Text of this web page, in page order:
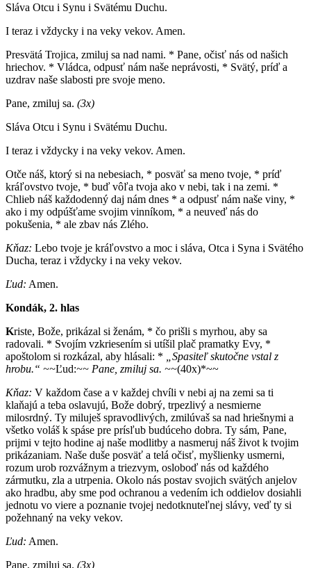
Sláva Otcu i Synu i Svätému Duchu.
I teraz i vždycky i na veky vekov. Amen.
Presvätá Trojica, zmiluj sa nad nami. * Pane, očisť nás od našich
hriechov. * Vládca, odpusť nám naše neprávosti, * Svätý, príď a
uzdrav naše slabosti pre svoje meno.
Pane, zmiluj sa. (3x)
Sláva Otcu i Synu i Svätému Duchu.
I teraz i vždycky i na veky vekov. Amen.
Otče náš, ktorý si na nebesiach, * posväť sa meno tvoje, * príď
kráľovstvo tvoje, * buď vôľa tvoja ako v nebi, tak i na zemi. *
Chlieb náš každodenný daj nám dnes * a odpusť nám naše viny, *
ako i my odpúšťame svojim vinníkom, * a neuveď nás do
pokušenia, * ale zbav nás Zlého.
Kňaz: Lebo tvoje je kráľovstvo a moc i sláva, Otca i Syna i Svätého
Ducha, teraz i vždycky i na veky vekov.
Ľud: Amen.
Kondák, 2. hlas
Kriste, Bože, prikázal si ženám, * čo prišli s myrhou, aby sa
radovali. * Svojím vzkriesením si utíšil plač pramatky Evy, *
apoštolom si rozkázal, aby hlásali: * „Spasiteľ skutočne vstal z
hrobu.“ ~~Ľud:~~ Pane, zmiluj sa. ~~(40x)*~~
Kňaz: V každom čase a v každej chvíli v nebi aj na zemi sa ti
klaňajú a teba oslavujú, Bože dobrý, trpezlivý a nesmierne
milosrdný. Ty miluješ spravodlivých, zmilúvaš sa nad hriešnymi a
všetko voláš k spáse pre prísľub budúceho dobra. Ty sám, Pane,
prijmi v tejto hodine aj naše modlitby a nasmeruj náš život k tvojim
prikázaniam. Naše duše posväť a telá očisť, myšlienky usmerni,
rozum urob rozvážnym a triezvym, osloboď nás od každého
zármutku, zla a utrpenia. Okolo nás postav svojich svätých anjelov
ako hradbu, aby sme pod ochranou a vedením ich oddielov dosiahli
jednotu vo viere a poznanie tvojej nedotknuteľnej slávy, veď ty si
požehnaný na veky vekov.
Ľud: Amen.
Pane, zmiluj sa. (3x)